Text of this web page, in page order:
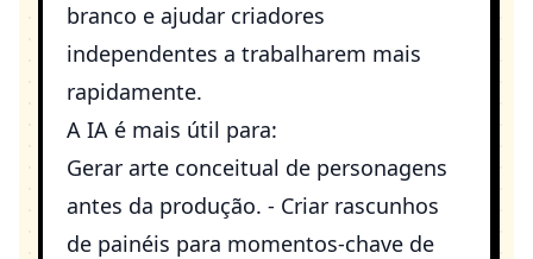
branco e ajudar criadores
independentes a trabalharem mais
rapidamente.
A IA é mais útil para:
Gerar arte conceitual de personagens
antes da produção. - Criar rascunhos
de painéis para momentos-chave de